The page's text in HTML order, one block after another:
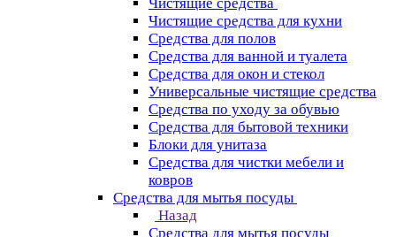
Чистящие средства для кухни
Средства для полов
Средства для ванной и туалета
Средства для окон и стекол
Универсальные чистящие средства
Средства по уходу за обувью
Средства для бытовой техники
Блоки для унитаза
Средства для чистки мебели и
ковров
Средства для мытья посуды
Назад
Средства для мытья посуды